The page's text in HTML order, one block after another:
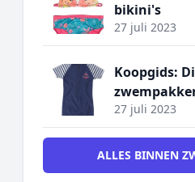
bikini's
27 juli 2023
Koopgids:
27 juli 2023
ALLES BINNEN